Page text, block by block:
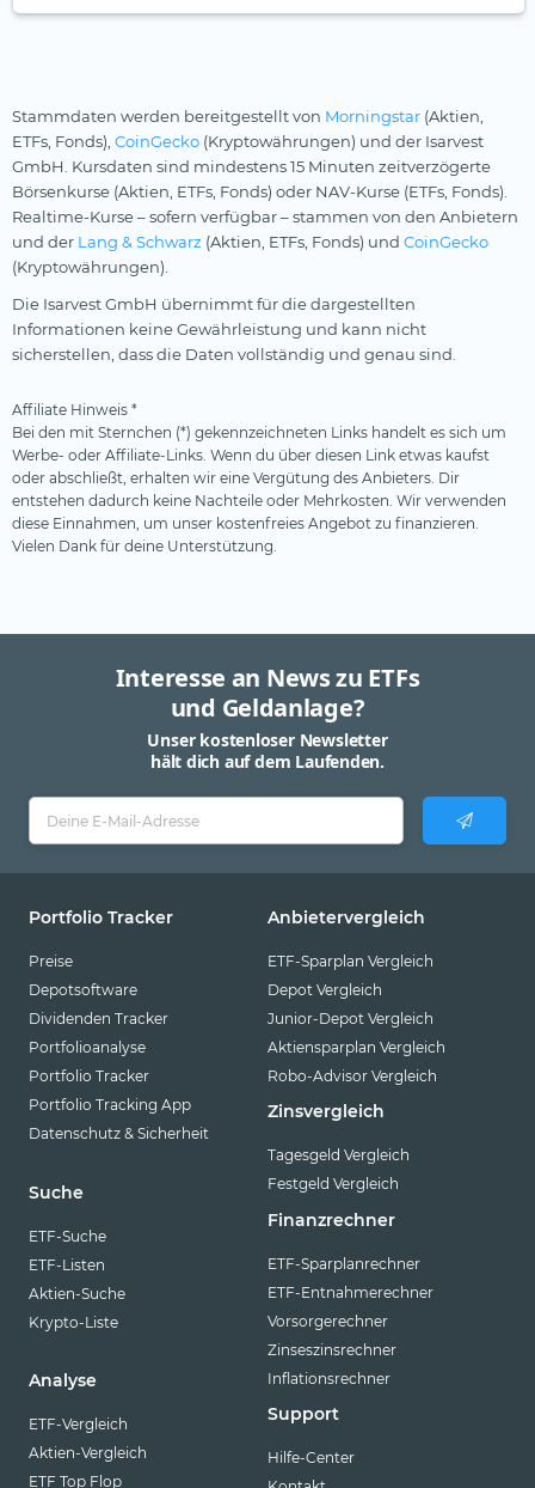
Stammdaten werden bereitgestellt von Morningstar (Aktien,
ETFs, Fonds), CoinGecko (Kryptowährungen) und der Isarvest
GmbH. Kursdaten sind mindestens 15 Minuten zeitverzögerte
Börsenkurse (Aktien, ETFs, Fonds) oder NAV-Kurse (ETFs, Fonds).
Realtime-Kurse – sofern verfügbar – stammen von den Anbietern
und der Lang & Schwarz (Aktien, ETFs, Fonds) und CoinGecko
(Kryptowährungen).
Die Isarvest GmbH übernimmt für die dargestellten
Informationen keine Gewährleistung und kann nicht
sicherstellen, dass die Daten vollständig und genau sind.
Affiliate Hinweis *
Bei den mit Sternchen (*) gekennzeichneten Links handelt es sich um
Werbe- oder Affiliate-Links. Wenn du über diesen Link etwas kaufst
oder abschließt, erhalten wir eine Vergütung des Anbieters. Dir
entstehen dadurch keine Nachteile oder Mehrkosten. Wir verwenden
diese Einnahmen, um unser kostenfreies Angebot zu finanzieren.
Vielen Dank für deine Unterstützung.
Interesse an News zu ETFs
und Geldanlage?
Unser kostenloser Newsletter
hält dich auf dem Laufenden.
Portfolio Tracker
Preise
Depotsoftware
Dividenden Tracker
Portfolioanalyse
Portfolio Tracker
Portfolio Tracking App
Datenschutz & Sicherheit
Suche
ETF-Suche
ETF-Listen
Aktien-Suche
Krypto-Liste
Analyse
ETF-Vergleich
Aktien-Vergleich
ETF Top Flop
Anbietervergleich
ETF-Sparplan Vergleich
Depot Vergleich
Junior-Depot Vergleich
Aktiensparplan Vergleich
Robo-Advisor Vergleich
Zinsvergleich
Tagesgeld Vergleich
Festgeld Vergleich
Finanzrechner
ETF-Sparplanrechner
ETF-Entnahmerechner
Vorsorgerechner
Zinseszinsrechner
Inflationsrechner
Support
Hilfe-Center